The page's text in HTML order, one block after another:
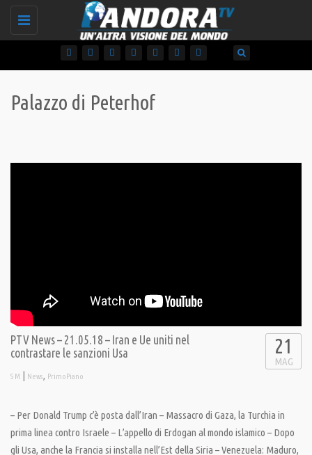
Toggle
Palazzo di Peterhof
PTV News – 21.05.18 – Iran e Ue uniti nel
contrastare le sanzioni Usa
S M | News, PrimoPiano
21
MAG
– Per Donald Trump c’è posta dall’Iran – Massacro di Gaza, la Turchia in
prima linea contro Israele – L’appello di Erdogan al mondo islamico – Dopo
gli Usa, anche la Francia si installa nell’Est della Siria – Venezuela: Maduro,